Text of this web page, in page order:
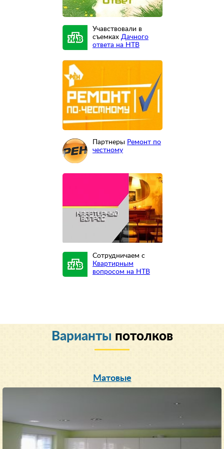
Учавствовали в
съемках Дачного
ответа на НТВ
Партнеры Ремонт по
честному
Сотрудничаем с
Квартирным
вопросом на НТВ
Варианты потолков
Матовые